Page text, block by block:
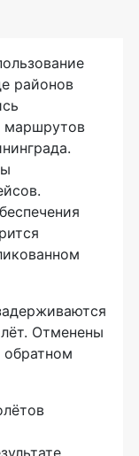
районов
маршрутов
Отменены